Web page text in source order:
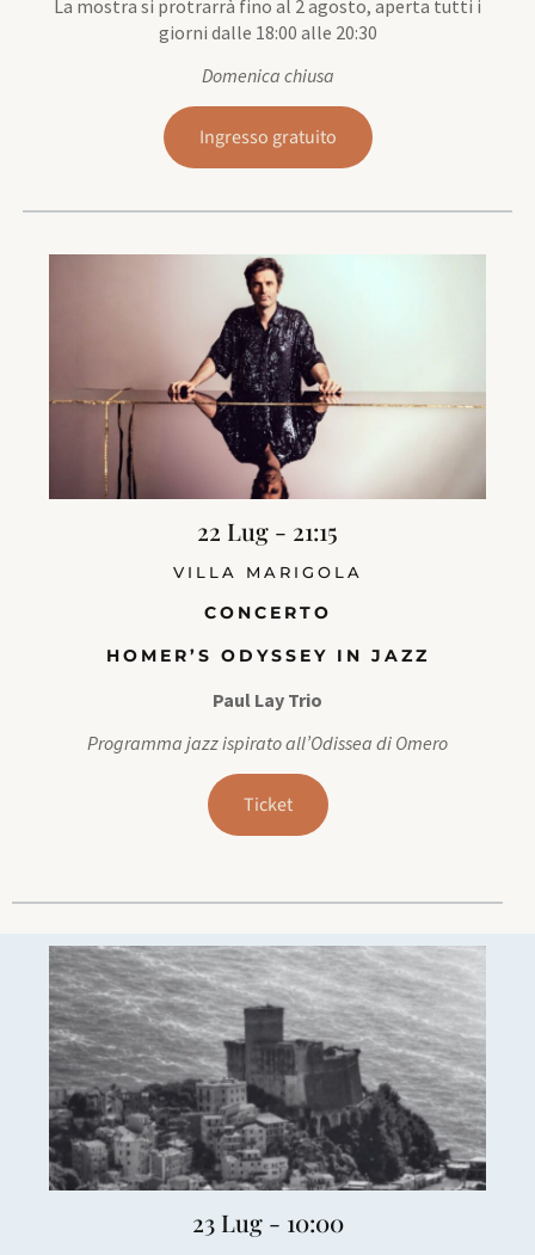
La mostra si protrarrà fino al 2 agosto, aperta tutti i
giorni dalle 18:00 alle 20:30
Domenica chiusa
Ingresso gratuito
22 Lug - 21:15
VILLA MARIGOLA
CONCERTO
HOMER’S ODYSSEY IN JAZZ
Paul Lay Trio
Programma jazz ispirato all’Odissea di Omero
Ticket
23 Lug - 10:00